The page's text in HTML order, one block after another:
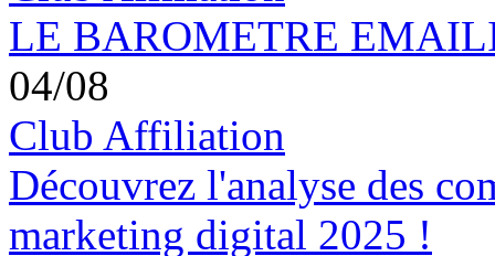
LE BAROMETRE
04/08
Club Affiliation
Découvrez l'analyse des
marketing digital 2025 !